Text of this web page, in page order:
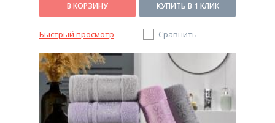
В КОРЗИНУ КУПИТЬ В 1 КЛИК
Быстрый просмотр Сравнить